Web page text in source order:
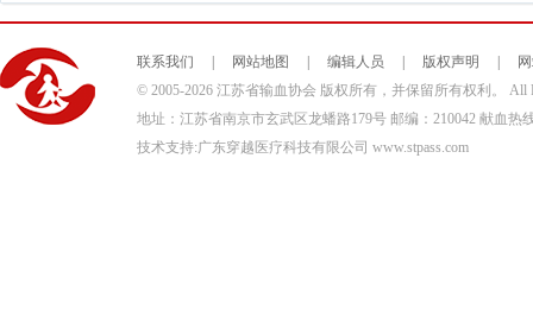
联系我们 网站地图 编辑人员 版权声明
© 2005-2026 江苏省输血协会 版权所有，并保留所有权利。 All
地址：江苏省南京市玄武区龙蟠路179号 邮编：210042 献血热
技术支持:广东穿越医疗科技有限公司 www.stpass.com